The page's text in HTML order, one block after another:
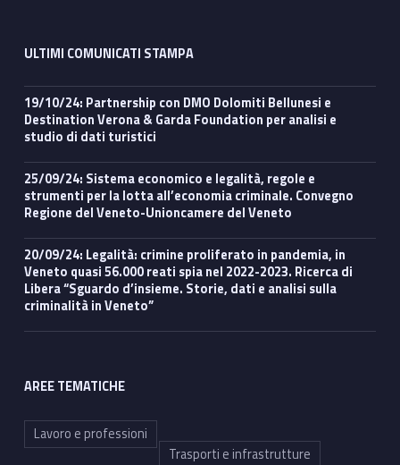
ULTIMI COMUNICATI STAMPA
19/10/24: Partnership con DMO Dolomiti Bellunesi e
Destination Verona & Garda Foundation per analisi e
studio di dati turistici
25/09/24: Sistema economico e legalità, regole e
strumenti per la lotta all’economia criminale. Convegno
Regione del Veneto-Unioncamere del Veneto
20/09/24: Legalità: crimine proliferato in pandemia, in
Veneto quasi 56.000 reati spia nel 2022-2023. Ricerca di
Libera “Sguardo d’insieme. Storie, dati e analisi sulla
criminalità in Veneto”
AREE TEMATICHE
Lavoro e professioni
Trasporti e infrastrutture